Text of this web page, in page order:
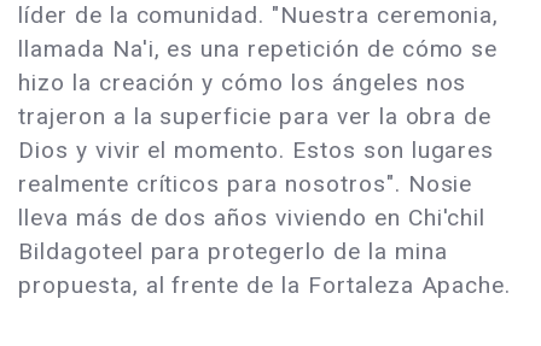
líder de la comunidad. "Nuestra ceremonia,
llamada Na'i, es una repetición de cómo se
hizo la creación y cómo los ángeles nos
trajeron a la superficie para ver la obra de
Dios y vivir el momento. Estos son lugares
realmente críticos para nosotros". Nosie
lleva más de dos años viviendo en Chi'chil
Bildagoteel para protegerlo de la mina
propuesta, al frente de la Fortaleza Apache.